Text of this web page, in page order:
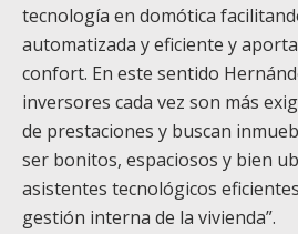
tecnología en domótica
automatizada y eficiente y
confort. En este sentido
inversores cada vez son más
de prestaciones y buscan
ser bonitos, espaciosos y bien
asistentes tecnológicos
gestión interna de la vivienda”.